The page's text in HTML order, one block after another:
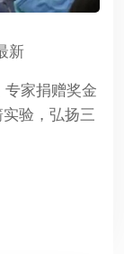
新
家捐赠奖金
验，弘扬三